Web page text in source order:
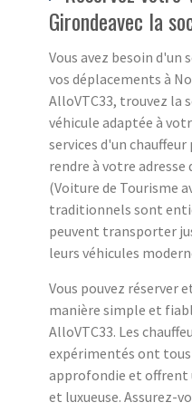
Girondeavec la
Vous avez besoin d'un
vos déplacements à
AlloVTC33, trouvez la
véhicule adaptée à
services d'un
rendre à votre adresse
(Voiture de Tourisme
traditionnels sont
peuvent transporter
leurs véhicules
Vous pouvez réserver
manière simple et
AlloVTC33. Les
expérimentés ont
approfondie et offrent
et luxueuse. Assurez-